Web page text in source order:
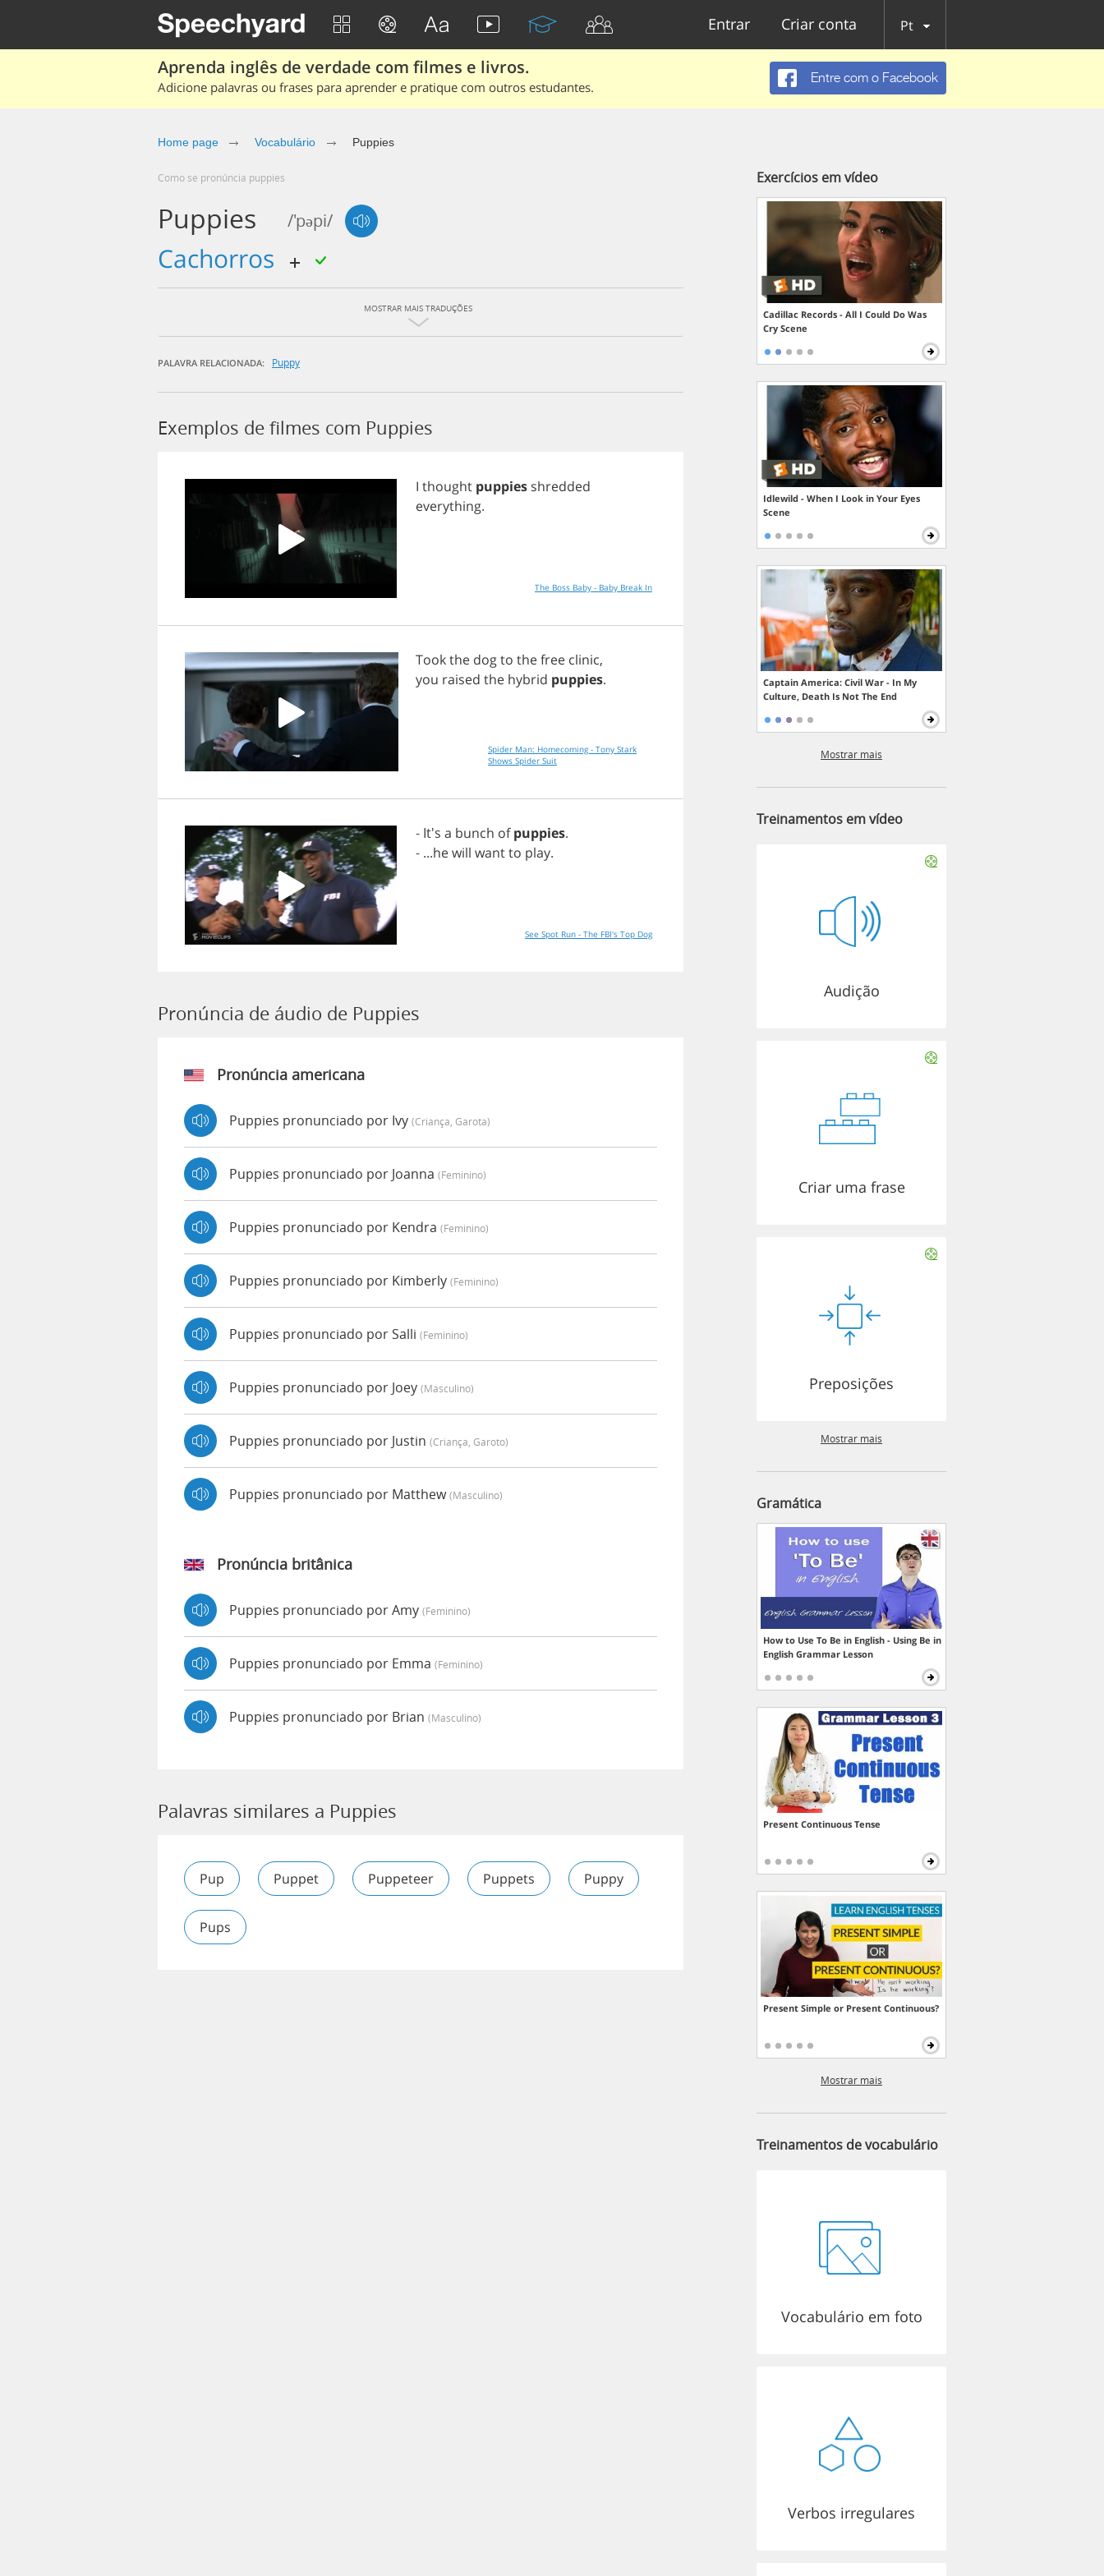
Entrar Criar conta Pt
Aprenda inglês de verdade com filmes e livros.
Adicione palavras ou frases para aprender e pratique com outros estudantes.
Entre com o Facebook
Home page Vocabulário Puppies
Como se pronúncia puppies
Puppies /'pəpi/
cachorros
MOSTRAR MAIS TRADUÇÕES
PALAVRA RELACIONADA: Puppy
Exemplos de filmes com Puppies
I thought puppies shredded
everything.
The Boss Baby - Baby Break In
Tookthe dogto thefree clinic,
you raised the hybrid puppies.
Spider Man: Homecoming - Tony Stark
Shows Spider Suit
- It's a bunch of puppies.
- ...hewill wantto play.
See Spot Run - The FBI's Top Dog
Pronúncia de áudio de Puppies
Pronúncia americana
Puppies pronunciado por Ivy (criança, Garota)
Puppies pronunciado por Joanna (feminino)
Puppies pronunciado por Kendra (feminino)
Puppies pronunciado por Kimberly (feminino)
Puppies pronunciado por Salli (feminino)
Puppies pronunciado por Joey (masculino)
Puppies pronunciado por Justin (criança, Garoto)
Puppies pronunciado por Matthew(masculino)
Pronúncia britânica
Puppies pronunciado por Amy (feminino)
Puppies pronunciado por Emma (feminino)
Puppies pronunciado por Brian (masculino)
Palavras similares a Puppies
Pup Puppet Puppeteer Puppets Puppy
Pups
Exercícios em vídeo
Cadillac Records - All I Could Do Was
Cry Scene
Idlewild - When I Look in Your Eyes
Scene
Captain America: Civil War - In My
Culture, Death Is Not The End
Mostrar mais
Treinamentos em vídeo
Audição
Criar uma frase
Preposições
Mostrar mais
Gramática
How to Use To Be in English - Using Be in
English Grammar Lesson
Present Continuous Tense
Present Simple or Present Continuous?
Mostrar mais
Treinamentos de vocabulário
Vocabulário em foto
Verbos irregulares